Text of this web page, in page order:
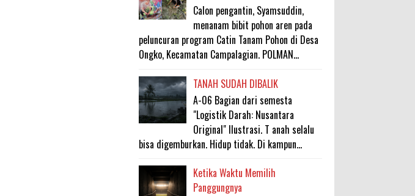
Calon pengantin, Syamsuddin,
menanam bibit pohon aren pada
peluncuran program Catin Tanam Pohon di Desa
Ongko, Kecamatan Campalagian. POLMAN...
TANAH SUDAH DIBALIK
A-06 Bagian dari semesta
"Logistik Darah: Nusantara
Original" Ilustrasi. T anah selalu
bisa digemburkan. Hidup tidak. Di kampun...
Ketika Waktu Memilih
Panggungnya